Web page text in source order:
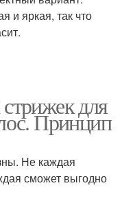
и яркая, так что
для
Принцип
Не каждая
сможет выгодно